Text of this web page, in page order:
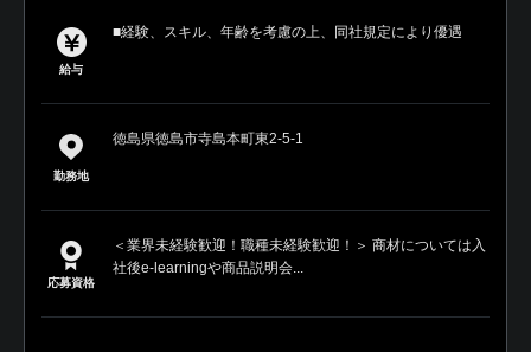
給与
■経験、スキル、年齢を考慮の上、同社規定により優遇
勤務地
徳島県徳島市寺島本町東2-5-1
応募資格
＜業界未経験歓迎！職種未経験歓迎！＞ 商材については入
社後e-learningや商品説明会...